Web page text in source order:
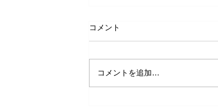
コメント
コメントを追加…